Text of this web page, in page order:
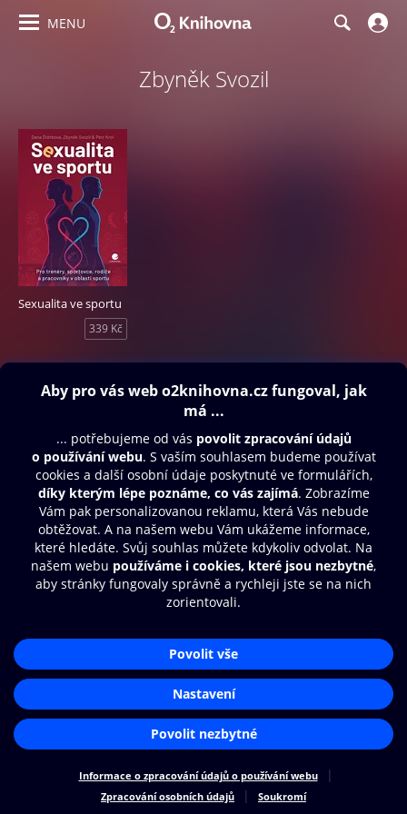
MENU
Zbyněk Svozil
Sexualita ve sportu
339 Kč
Obsah ke stažení
Další zábava
© O2 Czech Republic a.s.
Nákupní řád
Přístupnost
Cookies
Nastavení cookies
Aplikace O2 Knihovna
Čti a poslouchej své e-knihy a
audioknihy rychleji a pohodlněji.